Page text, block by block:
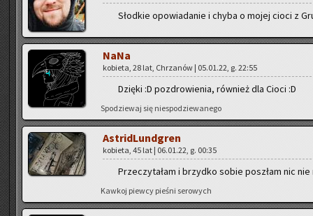
Słod­kie opo­wia­da­nie i chyba o mojej cioci z
NaNa
ko­bie­ta, 28 lat, Chrza­nów | 05.01.22, g. 22:55
Dzię­ki :D po­zdro­wie­nia, rów­nież dla Cioci :D
Spo­dzie­waj się nie­spo­dzie­wa­ne­go
Astri­dLund­gren
ko­bie­ta, 45 lat | 06.01.22, g. 00:35
Prze­czy­ta­łam i brzyd­ko sobie po­szłam nic
Kaw­koj piew­cy pie­śni se­ro­wych